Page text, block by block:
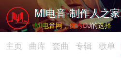
MI电音-制作人之家
MI电音网，优秀DJ的选择
主页 曲库 套曲 专辑 歌单